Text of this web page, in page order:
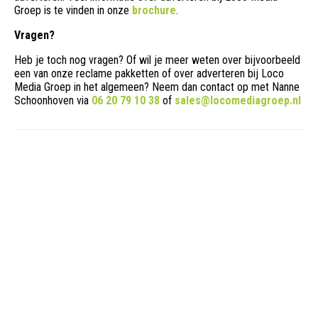
Groep is te vinden in onze brochure.
Vragen?
Heb je toch nog vragen? Of wil je meer weten over bijvoorbeeld
een van onze reclame pakketten of over adverteren bij Loco
Media Groep in het algemeen? Neem dan contact op met Nanne
Schoonhoven via 06 20 79 10 38 of sales@locomediagroep.nl